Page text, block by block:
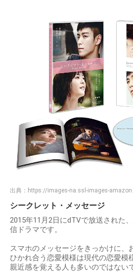
出典： https://images-na.ssl-images-
シークレット・メッセージ
2015年11月2日にdTVで放送された
信ドラマです。
スマホのメッセージをきっかけに、
ひかれ合う恋愛模様は現代の恋愛模
親近感を覚える人も多いのではない